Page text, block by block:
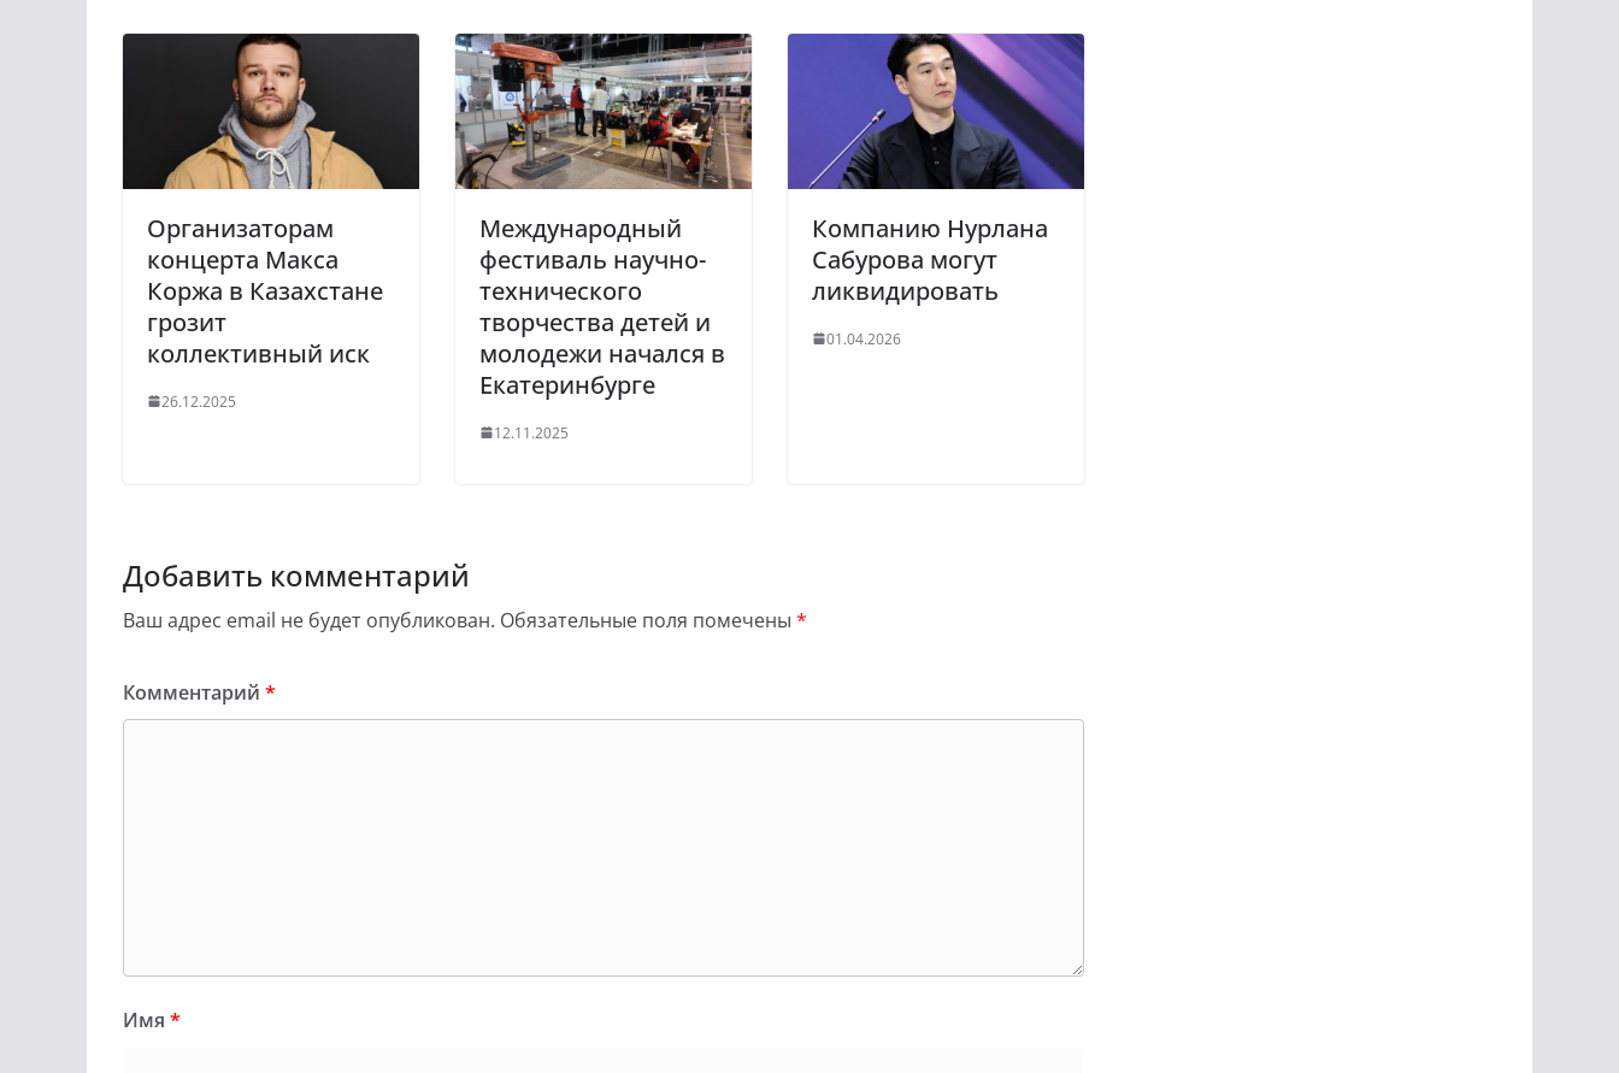
Организаторам
концерта Макса
Коржа в Казахстане
грозит
коллективный иск
26.12.2025
Международный
фестиваль научно-
технического
творчества детей и
молодежи начался в
Екатеринбурге
12.11.2025
Компанию Нурлана
Сабурова могут
ликвидировать
01.04.2026
Добавить комментарий
Ваш адрес email не будет опубликован. Обязательные поля помечены *
Комментарий *
Имя *